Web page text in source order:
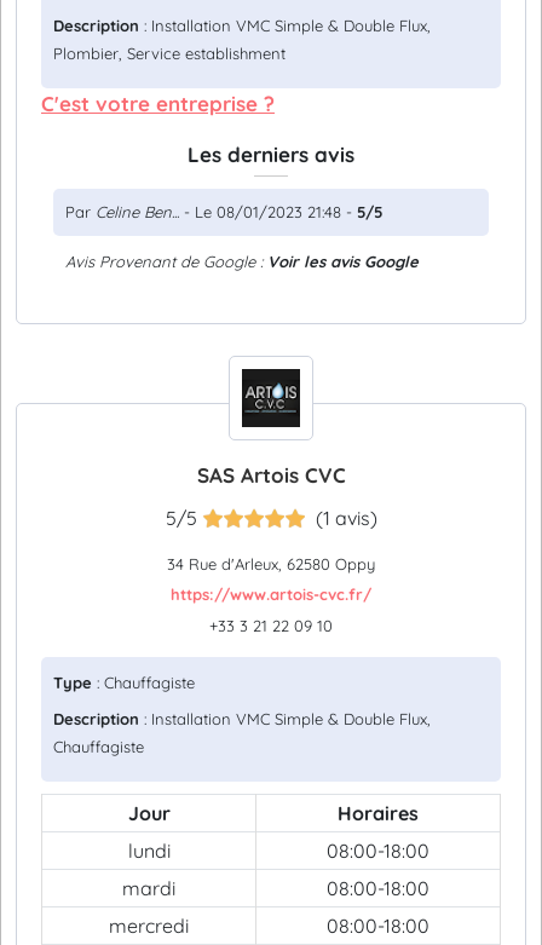
Description : Installation VMC Simple & Double Flux,
Plombier, Service establishment
C'est votre entreprise ?
Les derniers avis
Par Celine Ben... - Le 08/01/2023 21:48 - 5/5
Avis Provenant de Google : Voir les avis Google
SAS Artois CVC
5/5 (1 avis)
34 Rue d'Arleux, 62580 Oppy
https://www.artois-cvc.fr/
+33 3 21 22 09 10
Type : Chauffagiste
Description : Installation VMC Simple & Double Flux,
Chauffagiste
Jour
Horaires
lundi
08:00-18:00
mardi
08:00-18:00
mercredi
08:00-18:00